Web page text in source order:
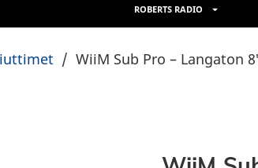
ROBERTS RADIO
/ WiiM Sub Pro – Langaton